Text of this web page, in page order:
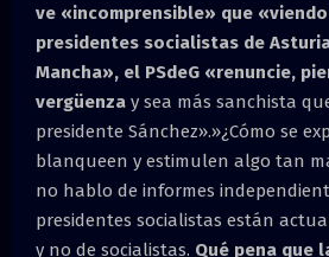
ve «incomprensible» que
presidentes socialistas de
Mancha», el PSdeG «renuncie,
vergüenza y sea más sanchista
presidente Sánchez».»¿Cómo se
blanqueen y estimulen algo tan
no hablo de informes
presidentes socialistas están
y no de socialistas. Qué pena que